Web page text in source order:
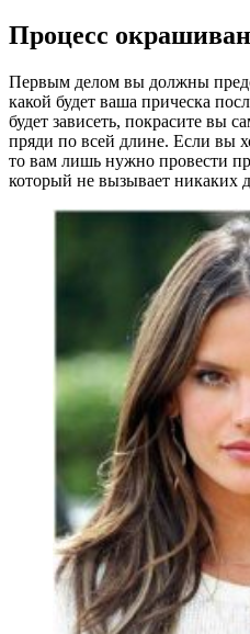
Процесс
Первым делом вы должны
какой будет ваша прическа
будет зависеть, покрасите вы
пряди по всей длине. Если вы
то вам лишь нужно провести
который не вызывает никаких